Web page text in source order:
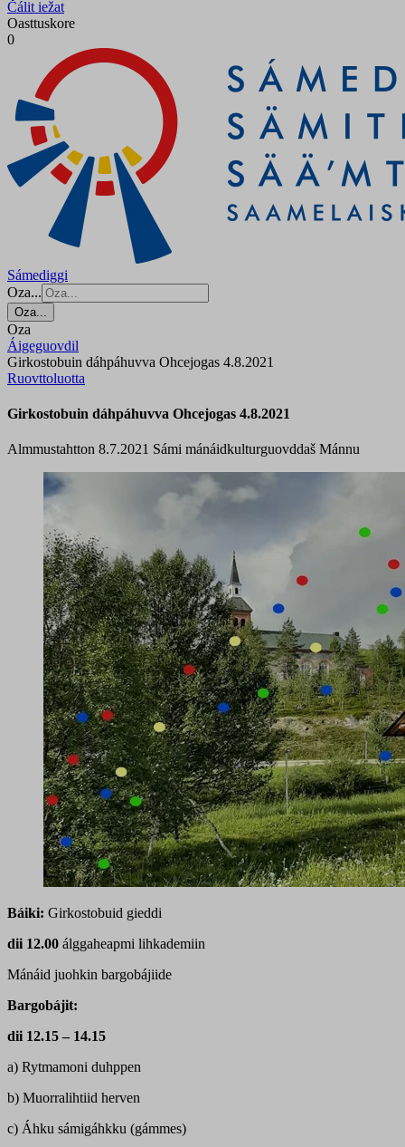
Čálit iežat
Oasttuskore
0
Sámediggi
Oza...
Oza...
Oza
Áigeguovdil
Girkostobuin dáhpáhuvva Ohcejogas 4.8.2021
Ruovttoluotta
Girkostobuin dáhpáhuvva Ohcejogas 4.8.2021
Almmustahtton 8.7.2021 Sámi mánáidkulturguovddaš Mánnu
Báiki: Girkostobuid gieddi
dii 12.00 álggaheapmi lihkademiin
Mánáid juohkin bargobájiide
Bargobájit:
dii 12.15 – 14.15
a) Rytmamoni duhppen
b) Muorralihtiid herven
c) Áhku sámigáhkku (gámmes)